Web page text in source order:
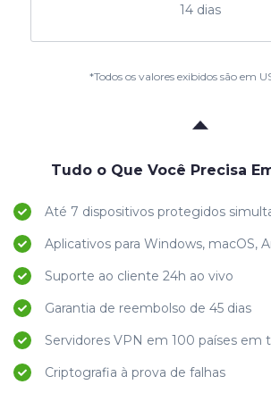
14 dias
*Todos os valores exibidos são em
Tudo o Que Você Precisa
Até 7 dispositivos protegidos
Aplicativos para Windows, macOS,
Suporte ao cliente 24h ao vivo
Garantia de reembolso de 45 dias
Servidores VPN em 100 países em
Criptografia à prova de falhas